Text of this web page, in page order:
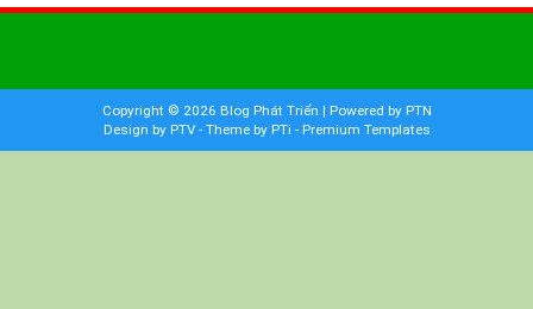
Copyright © 2026 Blog Phát Triển | Powered by PTN
Design by PTV - Theme by PTi - Premium Templates